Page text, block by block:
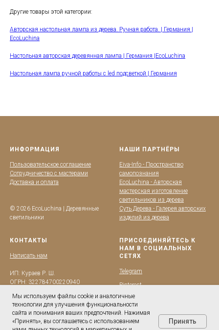
Другие товары этой категории:
Авторская настольная лампа из дерева. Ручная работа. | Германия |
EcoLuchina
Настольная авторская деревянная лампа | Германия |EcoLuchina
Настольная лампа ручной работы с led подсветкой | Германия
ИНФОРМАЦИЯ
Пользовательское соглашение
Сотрудничество с мастерами
Доставка и оплата
© 2026 EcoLuchina | Деревянные
светильники
НАШИ ПАРТНЁРЫ
Eiva-Info - Пространство
самопознания
EcoLuchina - Авторская
мастерская изготовление
светильников из дерева
Суть Дерева - Галерея авторских
изделий из дерева
КОНТАКТЫ
Написать нам
ИП: Кураев Р. Ш.
ОГРН: 322784700220940
ПРИСОЕДИНЯЙТЕСЬ К
НАМ В СОЦИАЛЬНЫХ
СЕТЯХ
Telegram
Pinterest
BKонтакте
YouTube
Мы используем файлы cookie и аналогичные
технологии для улучшения функциональности
сайта и понимания ваших предпочтений. Нажимая
«Принять», вы соглашаетесь с использованием
Принять